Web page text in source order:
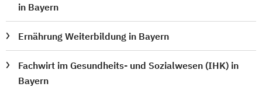
in Bayern
Ernährung Weiterbildung in Bayern
Fachwirt im Gesundheits- und Sozialwesen (IHK) in
Bayern